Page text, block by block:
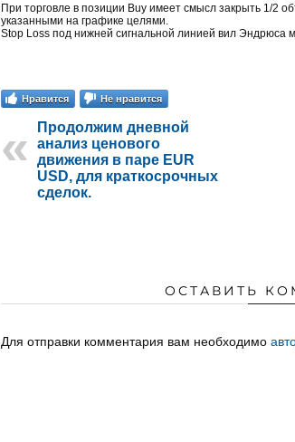
При торговле в позиции Buy имеет смысл закрыть 1/2
указанными на графике целями.
Stop Loss под нижней сигнальной линией вил Эндрюса
Нравится Не нравится
Продолжим дневной
анализ ценового
движения в паре EUR
USD, для краткосрочных
сделок.
ОСТАВИТЬ
Для отправки комментария вам необходимо